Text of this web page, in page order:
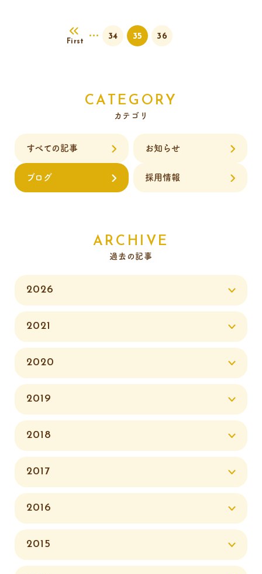
First
34 35 36
CATEGORY
カテゴリ
すべての記事 お知らせ
ブログ 採用情報
ARCHIVE
過去の記事
2026
2021
2020
2019
2018
2017
2016
2015